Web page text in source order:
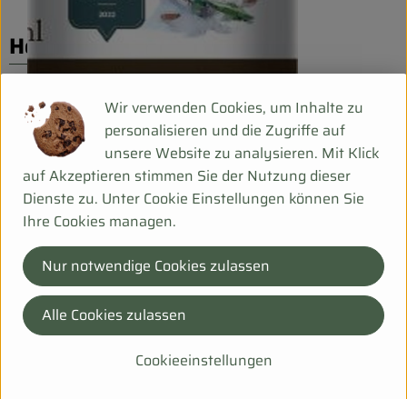
Herkunft
Hersteller: Bio Planète
Frankreich
Ölmühle Moog GmbH
D 01623 Lommatzsch
Wir sind die erste Bio-Ölmühle Europas. Seit 1984 verarbeiten wir Saaten,
Wir verwenden Cookies, um Inhalte zu
personalisieren und die Zugriffe auf
unsere Website zu analysieren. Mit Klick
auf Akzeptieren stimmen Sie der Nutzung dieser
Dienste zu. Unter Cookie Einstellungen können Sie
Ihre Cookies managen.
Cookieeinstellungen
Nur notwendige Cookies zulassen
Alle Cookies zulassen